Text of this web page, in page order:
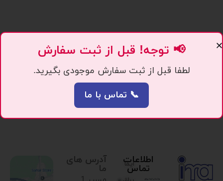
ایما
اطلاعات
تماس
آدرس های
ما
📢 توجه! قبل از ثبت سفارش
لطفا قبل از ثبت سفارش موجودی بگیرید.
📞 تماس با ما